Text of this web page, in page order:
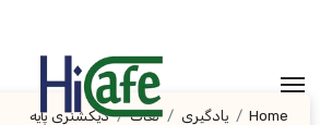
content
Home یادگیری لغات
دیکشنری پایه